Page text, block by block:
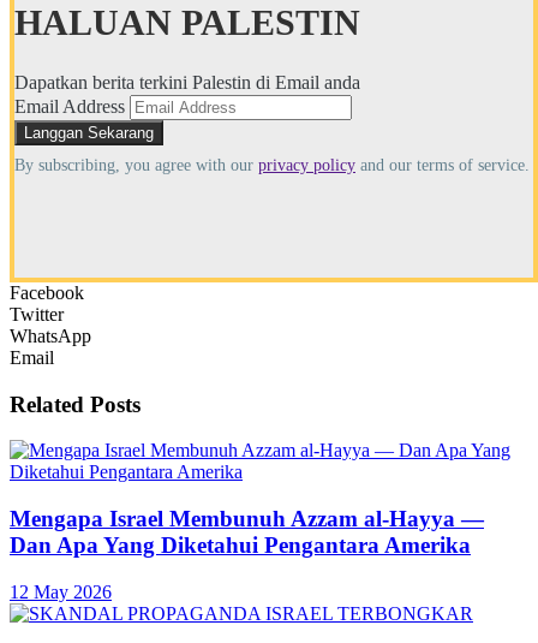
HALUAN PALESTIN
Dapatkan berita terkini Palestin di Email anda
Email Address
By subscribing, you agree with our privacy policy and our terms of service.
Facebook
Twitter
WhatsApp
Email
Related Posts
Mengapa Israel Membunuh Azzam al-Hayya —
Dan Apa Yang Diketahui Pengantara Amerika
12 May 2026